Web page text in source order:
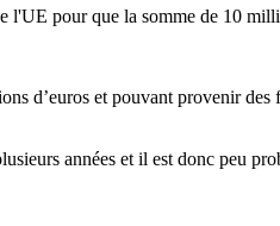
pour que la somme de 10
d’euros et pouvant provenir
années et il est donc peu